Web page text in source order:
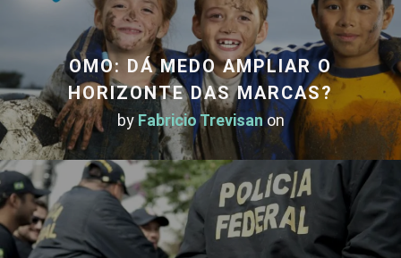
OMO: DÁ MEDO AMPLIAR O
HORIZONTE DAS MARCAS?
by Fabricio Trevisanon